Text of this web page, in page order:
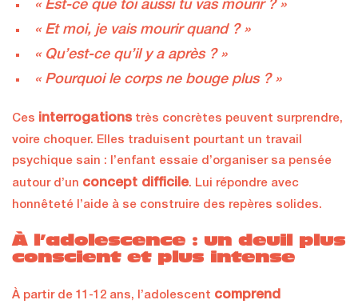
« Est-ce que toi aussi tu vas mourir ? »
« Et moi, je vais mourir quand ? »
« Qu’est-ce qu’il y a après ? »
« Pourquoi le corps ne bouge plus ? »
Ces interrogations très concrètes peuvent surprendre,
voire choquer. Elles traduisent pourtant un travail
psychique sain : l’enfant essaie d’organiser sa pensée
autour d’un concept difficile. Lui répondre avec
honnêteté l’aide à se construire des repères solides.
À l’adolescence : un deuil plus
conscient et plus intense
À partir de 11-12 ans, l’adolescent comprend